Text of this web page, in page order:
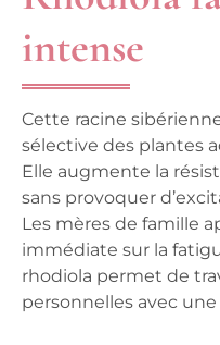
intense
Cette racine
sélective des plantes
Elle augmente la
sans provoquer
Les mères de famille
immédiate sur la
rhodiola permet de
personnelles avec